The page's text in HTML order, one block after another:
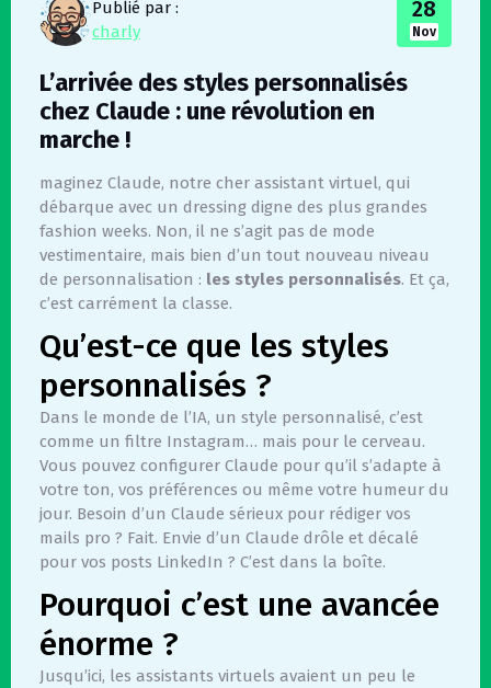
Publié par :
charly
28
Nov
L’arrivée des styles personnalisés
chez Claude : une révolution en
marche !
maginez Claude, notre cher assistant virtuel, qui
débarque avec un dressing digne des plus grandes
fashion weeks. Non, il ne s’agit pas de mode
vestimentaire, mais bien d’un tout nouveau niveau
de personnalisation : les styles personnalisés. Et ça,
c’est carrément la classe.
Qu’est-ce que les styles
personnalisés ?
Dans le monde de l’IA, un style personnalisé, c’est
comme un filtre Instagram… mais pour le cerveau.
Vous pouvez configurer Claude pour qu’il s’adapte à
votre ton, vos préférences ou même votre humeur du
jour. Besoin d’un Claude sérieux pour rédiger vos
mails pro ? Fait. Envie d’un Claude drôle et décalé
pour vos posts LinkedIn ? C’est dans la boîte.
Pourquoi c’est une avancée
énorme ?
Jusqu’ici, les assistants virtuels avaient un peu le